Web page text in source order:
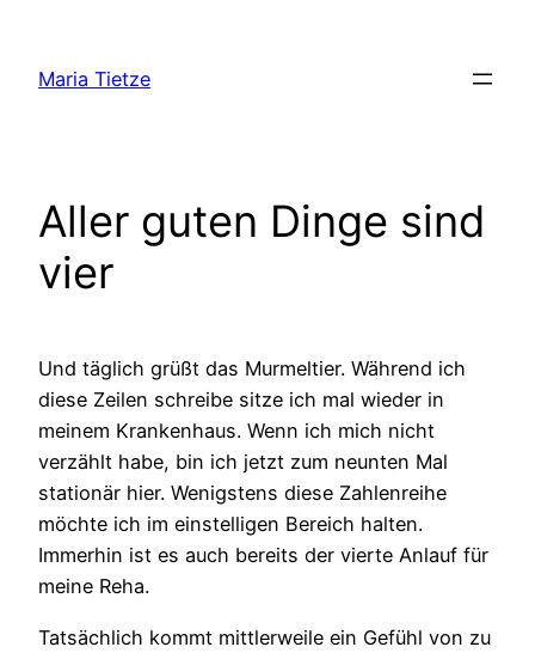
springen
Maria Tietze
Aller guten Dinge sind
vier
Und täglich grüßt das Murmeltier. Während ich
diese Zeilen schreibe sitze ich mal wieder in
meinem Krankenhaus. Wenn ich mich nicht
verzählt habe, bin ich jetzt zum neunten Mal
stationär hier. Wenigstens diese Zahlenreihe
möchte ich im einstelligen Bereich halten.
Immerhin ist es auch bereits der vierte Anlauf für
meine Reha.
Tatsächlich kommt mittlerweile ein Gefühl von zu